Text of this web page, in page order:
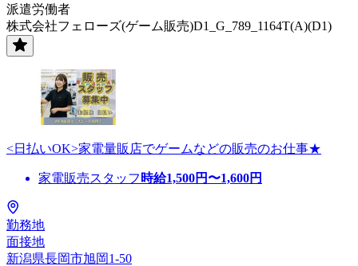
派遣労働者
株式会社フェローズ(ゲーム販売)D1_G_789_1164T(A)(D1)
<日払いOK>家電量販店でゲームなどの販売のお仕事★
家電販売スタッフ 時給1,500円〜1,600円
勤務地
面接地
新潟県長岡市旭岡1-50